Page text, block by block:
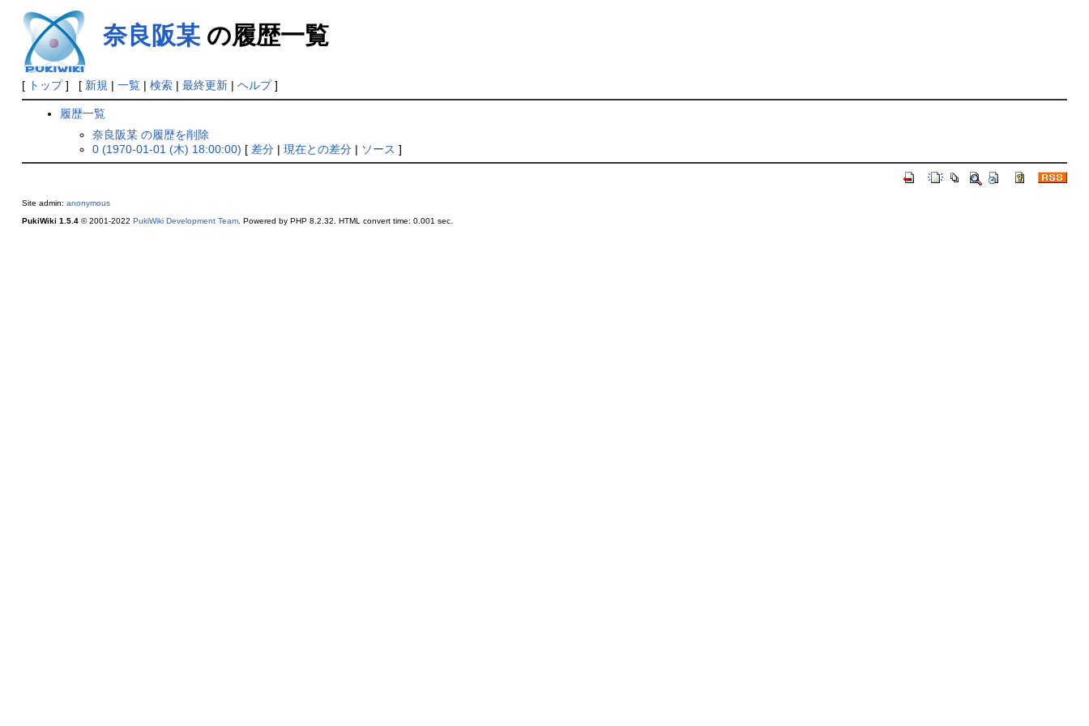
奈良阪某の履歴一覧
[ トップ] [ 新規 | 一覧| 検索| 最終更新| ヘルプ]
履歴一覧
奈良阪某 の履歴を削除
0 (1970-01-01 (木) 18:00:00) [ 差分 |現在との差分 | ソース ]
Site admin: anonymous
PukiWiki 1.5.4© 2001-2022 PukiWiki Development Team. Powered by PHP 8.2.32. HTML convert time: 0.001 sec.